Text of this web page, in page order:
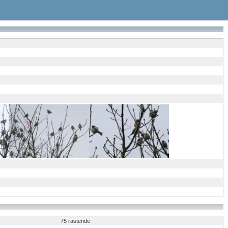
75 rastende